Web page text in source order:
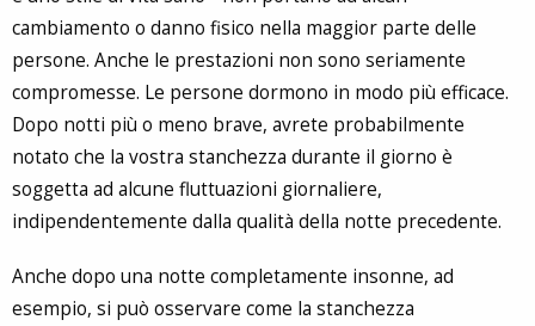
cambiamento o danno fisico nella maggior parte delle
persone. Anche le prestazioni non sono seriamente
compromesse. Le persone dormono in modo più efficace.
Dopo notti più o meno brave, avrete probabilmente
notato che la vostra stanchezza durante il giorno è
soggetta ad alcune fluttuazioni giornaliere,
indipendentemente dalla qualità della notte precedente.
Anche dopo una notte completamente insonne, ad
esempio, si può osservare come la stanchezza